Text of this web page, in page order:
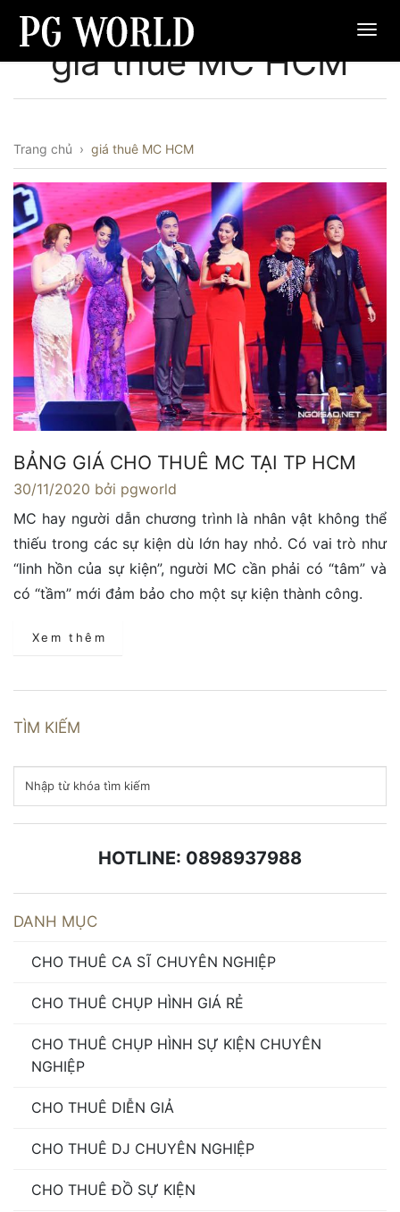
giá thuê MC HCM
Trang chủ › giá thuê MC HCM
BẢNG GIÁ CHO THUÊ MC TẠI TP HCM
30/11/2020 bởi pgworld
MC hay người dẫn chương trình là nhân vật không thể
thiếu trong các sự kiện dù lớn hay nhỏ. Có vai trò như
“linh hồn của sự kiện”, người MC cần phải có “tâm” và
có “tầm” mới đảm bảo cho một sự kiện thành công.
Xem thêm
TÌM KIẾM
HOTLINE: 0898937988
DANH MỤC
CHO THUÊ CA SĨ CHUYÊN NGHIỆP
CHO THUÊ CHỤP HÌNH GIÁ RẺ
CHO THUÊ CHỤP HÌNH SỰ KIỆN CHUYÊN
NGHIỆP
CHO THUÊ DIỄN GIẢ
CHO THUÊ DJ CHUYÊN NGHIỆP
CHO THUÊ ĐỒ SỰ KIỆN